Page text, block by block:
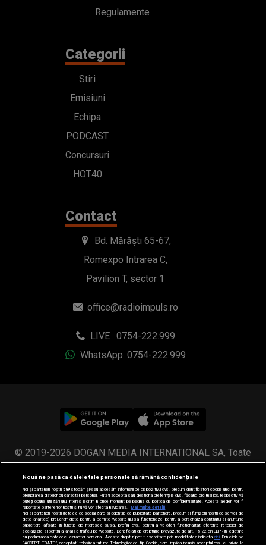
Regulamente
Categorii
Stiri
Emisiuni
Echipa
PODCAST
Concursuri
HOT40
Contact
Bd. Mărăști 65-67,
Romexpo Intrarea C,
Pavilion T, sector 1
office@radioimpuls.ro
LIVE : 0754-222.999
WhatsApp: 0754-222.999
© 2019-2026 DOGAN MEDIA INTERNATIONAL SA, Toate
drepturile rezervate.
Nouă ne pasă ca datele tale personale să rămână confidențiale
Noi și partenerii noștri589stocăm și/sau accesăm informații pe dispozitivul dvs., precum identificatorii cookie unici pentru
prelucrarea datelor cu caracter personal. Puteți accepta sau gestiona preferințele dvs. făcând clic mai jos, respectiv vă
puteți opune utilizării unui interes legitim în orice moment pe pagina cu politica de confidențialitate. Aceste alegeri vor fi
raportate partenerilor noștri și nu vă vor afecta navigarea.
Mai multe detalii
Noi si partenerii nostri (retelele de socializare si agentiile de publicitate partenere, precum si furnizorii nostri de servicii de
date analitice) prelucram date pentru a permite website-ului sa functioneze, pentru a personaliza continutul si anunturile
publicitare afisate in functie de interesele si/sau profilul dvs., pentru a va oferi functionalitati aferente retelelor de
socializare si pentru a analiza traficul pe website. Beneficiati de drepturile prevazute de art. 15-22 din GDPR in legatura
cu prelucrarea datelor cu caracter personal. Aceste drepturi pot fi exercitate prin modalitatea indicataaici . Prin click pe
“ACCEPT TOATE”, acceptati folosirea tuturor Tehnologiilor de tip Cookie, care implica inclusiv acceptul dvs. cu privire la